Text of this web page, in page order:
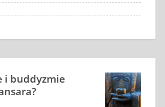
i buddyzmie